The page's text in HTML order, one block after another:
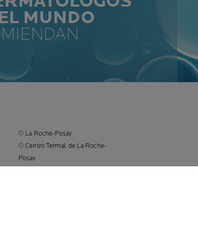
MUNDO
© La Roche-Posay
© Centro Termal de La Roche-
Posay